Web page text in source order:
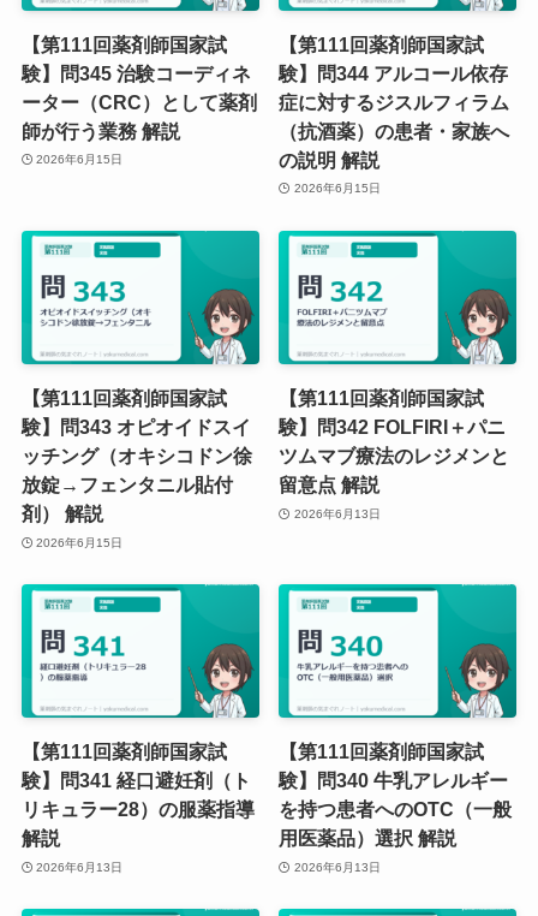
【第111回薬剤師国家試
験】問345 治験コーディネ
ーター（CRC）として薬剤
師が行う業務 解説
2026年6月15日
【第111回薬剤師国家試
験】問344 アルコール依存
症に対するジスルフィラム
（抗酒薬）の患者・家族へ
の説明 解説
2026年6月15日
【第111回薬剤師国家試
験】問343 オピオイドスイ
ッチング（オキシコドン徐
放錠→フェンタニル貼付
剤） 解説
2026年6月15日
【第111回薬剤師国家試
験】問342 FOLFIRI＋パニ
ツムマブ療法のレジメンと
留意点 解説
2026年6月13日
【第111回薬剤師国家試
験】問341 経口避妊剤（ト
リキュラー28）の服薬指導
解説
2026年6月13日
【第111回薬剤師国家試
験】問340 牛乳アレルギー
を持つ患者へのOTC（一般
用医薬品）選択 解説
2026年6月13日